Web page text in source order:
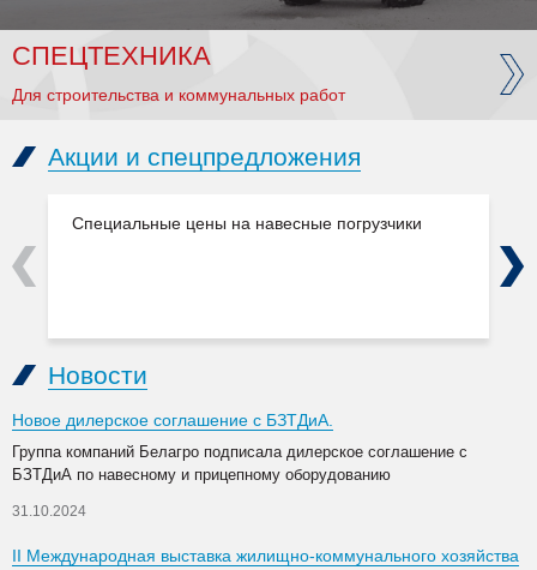
СПЕЦТЕХНИКА
Для строительства и коммунальных работ
Акции и спецпредложения
Специальные цены на навесные погрузчики
Previous Next
Новости
Новое дилерское соглашение с БЗТДиА.
Группа компаний Белагро подписала дилерское соглашение с
БЗТДиА по навесному и прицепному оборудованию
31.10.2024
II Международная выставка жилищно-коммунального хозяйства